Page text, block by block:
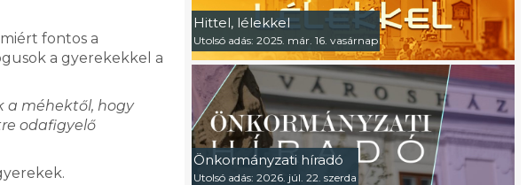
fontos a
a gyerekekkel a
a méhektől, hogy
odafigyelő
Hittel, lélekkel
Utolsó adás: 2025. már. 16. vasárnap
Önkormányzati híradó
Utolsó adás: 2026. júl. 22. szerda